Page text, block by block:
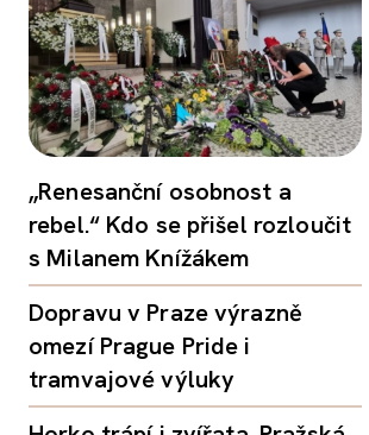
„Renesanční osobnost a
rebel.“ Kdo se přišel rozloučit
s Milanem Knížákem
Dopravu v Praze výrazně
omezí Prague Pride i
tramvajové výluky